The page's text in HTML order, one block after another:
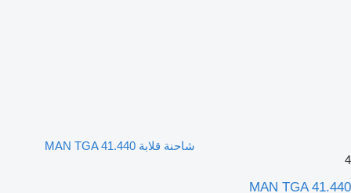
شاحنة قلابة MAN TGA 41.440
4
MAN TGA 41.440